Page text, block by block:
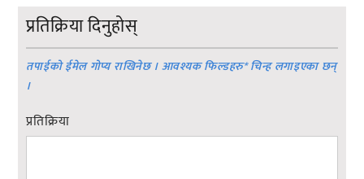
प्रतिक्रिया दिनुहोस्
तपाईको ईमेल गोप्य राखिनेछ । आवश्यक फिल्डहरु*चिन्ह लगाइएका छन्
।
प्रतिक्रिया